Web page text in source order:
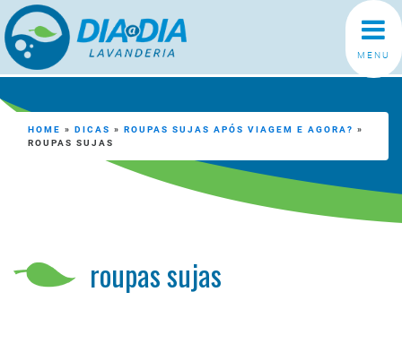
MENU
roupas sujas
HOME » DICAS » ROUPAS SUJAS APÓS VIAGEM E AGORA? »
ROUPAS SUJAS